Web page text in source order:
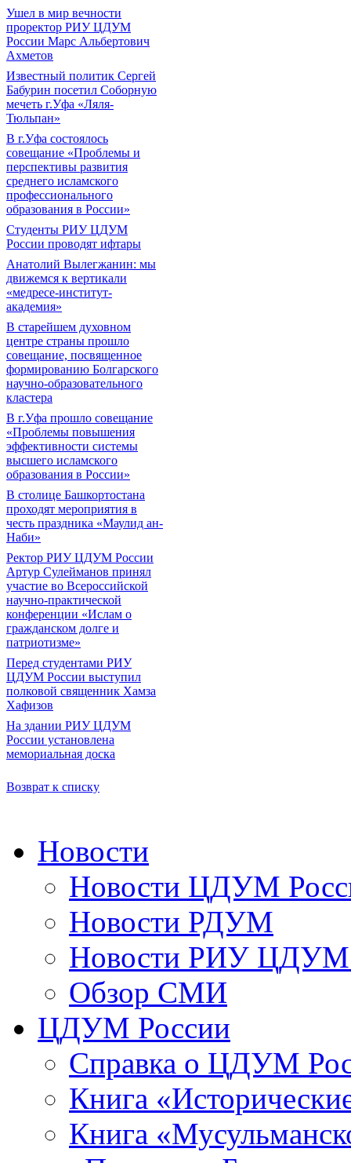
Ушел в мир вечности
проректор РИУ ЦДУМ
России Марс Альбертович
Ахметов
Известный политик Сергей
Бабурин посетил Соборную
мечеть г.Уфа «Ляля-
Тюльпан»
В г.Уфа состоялось
совещание «Проблемы и
перспективы развития
среднего исламского
профессионального
образования в России»
Студенты РИУ ЦДУМ
России проводят ифтары
Анатолий Вылегжанин: мы
движемся к вертикали
«медресе-институт-
академия»
В старейшем духовном
центре страны прошло
совещание, посвященное
формированию Болгарского
научно-образовательного
кластера
В г.Уфа прошло совещание
«Проблемы повышения
эффективности системы
высшего исламского
образования в России»
В столице Башкортостана
проходят мероприятия в
честь праздника «Маулид ан-
Наби»
Ректор РИУ ЦДУМ России
Артур Сулейманов принял
участие во Всероссийской
научно-практической
конференции «Ислам о
гражданском долге и
патриотизме»
Перед студентами РИУ
ЦДУМ России выступил
полковой священник Хамза
Хафизов
На здании РИУ ЦДУМ
России установлена
мемориальная доска
Возврат к списку
Новости
Новости ЦДУМ
Новости РДУМ
Новости РИУ ЦДУМ
Обзор СМИ
ЦДУМ России
Справка о ЦДУМ
Книга
Книга